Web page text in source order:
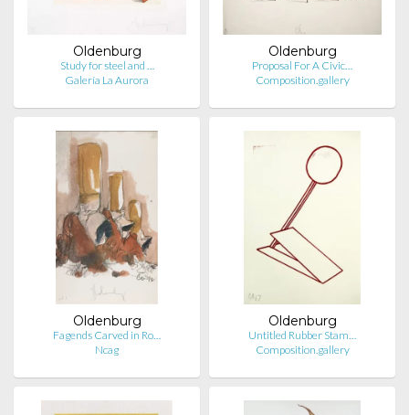
Oldenburg
Study for steel and …
Galería La Aurora
Oldenburg
Proposal For A Civic…
Composition.gallery
Oldenburg
Fagends Carved in Ro…
Ncag
Oldenburg
Untitled Rubber Stam…
Composition.gallery